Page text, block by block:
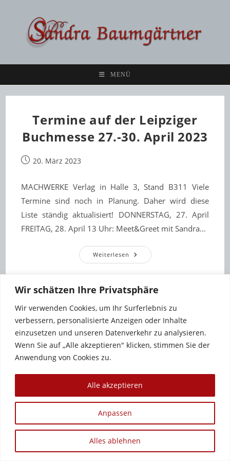
Wir schätzen Ihre Privatsphäre
Wir verwenden Cookies, um Ihr Surferlebnis zu
verbessern, personalisierte Anzeigen oder Inhalte
einzusetzen und unseren Datenverkehr zu analysieren.
Wenn Sie auf „Alle akzeptieren" klicken, stimmen Sie der
Anwendung von Cookies zu.
Anpassen
Alles ablehnen
Alle akzeptieren
springen
MENÜ
Termine auf der Leipziger
Buchmesse 27.-30. April 2023
Beitrag20. März 2023
MACHWERKE Verlag in Halle 3, Stand B311 Viele
Termine sind noch in Planung. Daher wird diese
Liste ständig aktualisiert! DONNERSTAG, 27. April
FREITAG, 28. April 13 Uhr: Meet&Greet mit Sandra…
Weiterlesen Termine
Auf
27.-30.
April
2023
Copyright 2012 - 2026 - Sandra Baumgärtner